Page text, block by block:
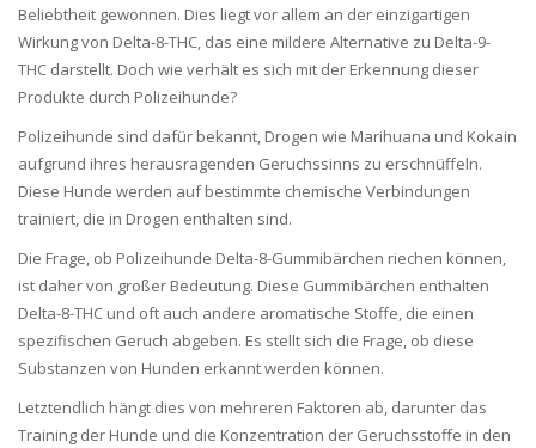
Beliebtheit gewonnen. Dies liegt vor allem an der einzigartigen
Wirkung von Delta-8-THC, das eine mildere Alternative zu Delta-9-
THC darstellt. Doch wie verhält es sich mit der Erkennung dieser
Produkte durch Polizeihunde?
Polizeihunde sind dafür bekannt, Drogen wie Marihuana und Kokain
aufgrund ihres herausragenden Geruchssinns zu erschnüffeln.
Diese Hunde werden auf bestimmte chemische Verbindungen
trainiert, die in Drogen enthalten sind.
Die Frage, ob Polizeihunde Delta-8-Gummibärchen riechen können,
ist daher von großer Bedeutung. Diese Gummibärchen enthalten
Delta-8-THC und oft auch andere aromatische Stoffe, die einen
spezifischen Geruch abgeben. Es stellt sich die Frage, ob diese
Substanzen von Hunden erkannt werden können.
Letztendlich hängt dies von mehreren Faktoren ab, darunter das
Training der Hunde und die Konzentration der Geruchsstoffe in den